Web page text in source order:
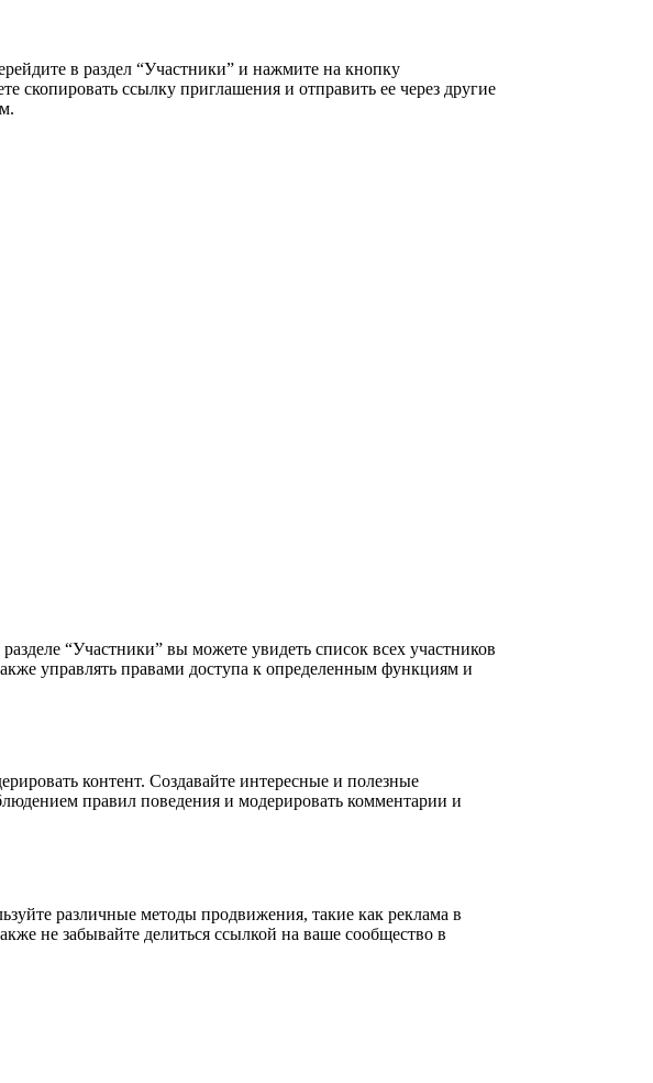
в раздел “Участники” и нажмите на кнопку
ссылку приглашения и отправить ее через другие
“Участники” вы можете увидеть список всех участников
управлять правами доступа к определенным функциям и
контент. Создавайте интересные и полезные
правил поведения и модерировать комментарии и
различные методы продвижения, такие как реклама в
не забывайте делиться ссылкой на ваше сообщество в